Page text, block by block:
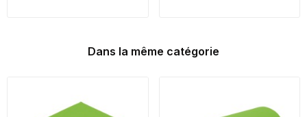
Dans la même catégorie